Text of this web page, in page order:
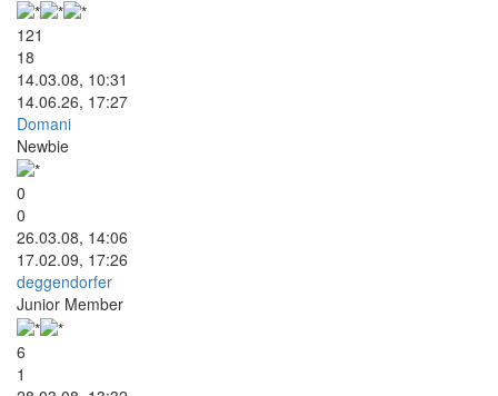
121
18
14.03.08, 10:31
14.06.26, 17:27
Domani
Newbie
0
0
26.03.08, 14:06
17.02.09, 17:26
deggendorfer
Junior Member
6
1